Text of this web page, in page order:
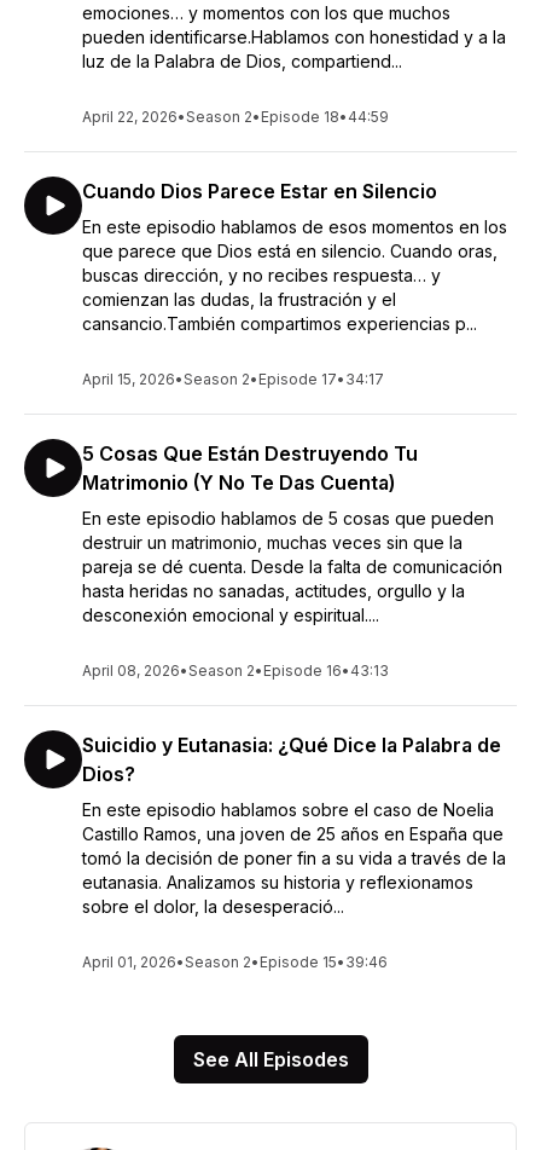
emociones… y momentos con los que muchos
pueden identificarse.Hablamos con honestidad y a la
luz de la Palabra de Dios, compartiend...
April 22, 2026•Season 2• Episode 18• 44:59
Cuando Dios Parece Estar en Silencio
En este episodio hablamos de esos momentos en los
que parece que Dios está en silencio. Cuando oras,
buscas dirección, y no recibes respuesta… y
comienzan las dudas, la frustración y el
cansancio.También compartimos experiencias p...
April 15, 2026•Season 2• Episode 17• 34:17
5 Cosas Que Están Destruyendo Tu
Matrimonio (Y No Te Das Cuenta)
En este episodio hablamos de 5 cosas que pueden
destruir un matrimonio, muchas veces sin que la
pareja se dé cuenta. Desde la falta de comunicación
hasta heridas no sanadas, actitudes, orgullo y la
desconexión emocional y espiritual....
April 08, 2026•Season 2• Episode 16• 43:13
Suicidio y Eutanasia: ¿Qué Dice la Palabra de
Dios?
En este episodio hablamos sobre el caso de Noelia
Castillo Ramos, una joven de 25 años en España que
tomó la decisión de poner fin a su vida a través de la
eutanasia. Analizamos su historia y reflexionamos
sobre el dolor, la desesperació...
April 01, 2026•Season 2• Episode 15• 39:46
See All Episodes